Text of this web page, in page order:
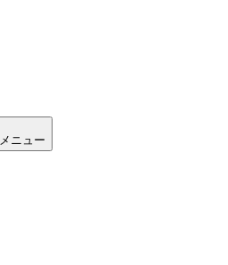
メニュー